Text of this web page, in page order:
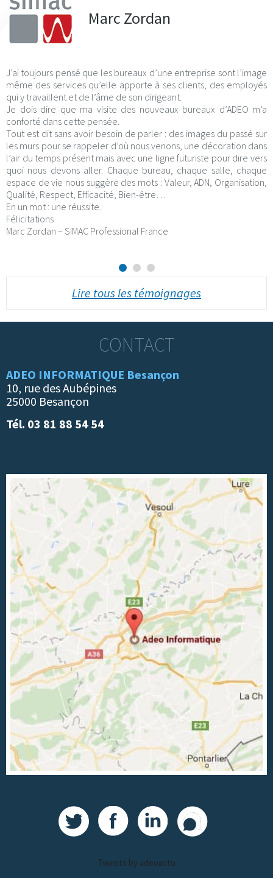
Marc Zordan
J’ai toujours pensé que les bureaux d’une entreprise sont l’image
même des services qu’elle apporte à ses clients, des employés
qui y travaillent et de l’âme de son dirigeant.
Je dois dire que ma visite des nouveaux bureaux d’ADEO m’a
conforté dans cette pensée.
Tout est dit sans avoir besoin de parler : des images du passé sur
les murs pour se rappeler d’où nous venons, une décoration dans
l’air du temps présent mais avec une ligne futuriste pour dire vers
quoi nous devons aller. Chaque bureau, chaque salle, chaque
espace de vie nous suggère des mots : Valeur, ADN, Organisation,
Qualité, Respect, Efficacité, Bien-être…
En un mot : une réussite.
Félicitations
Marc Zordan – SIMAC Professional France
Lire tous les témoignages
CONTACT
ADEO INFORMATIQUE Besançon
10, rue des Aubépines
25000 Besançon
Tél. 03 81 88 54 54
Tweets by adeoactu